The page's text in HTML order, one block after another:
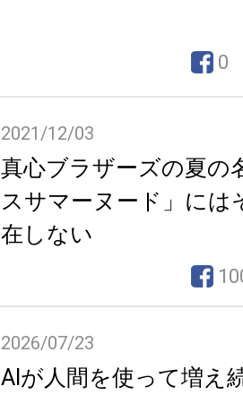
0
2021/12/03
真心ブラザーズの夏の
スサマーヌード」には
在しない
2026/07/23
AIが人間を使って増え